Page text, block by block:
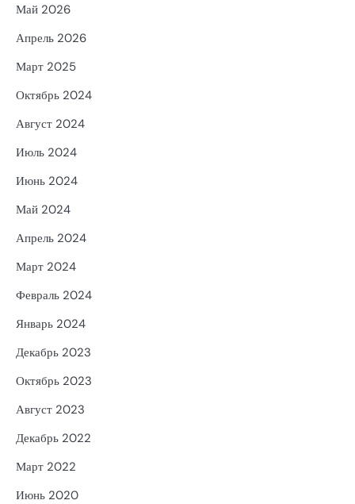
Май 2026
Апрель 2026
Март 2025
Октябрь 2024
Август 2024
Июль 2024
Июнь 2024
Май 2024
Апрель 2024
Март 2024
Февраль 2024
Январь 2024
Декабрь 2023
Октябрь 2023
Август 2023
Декабрь 2022
Март 2022
Июнь 2020